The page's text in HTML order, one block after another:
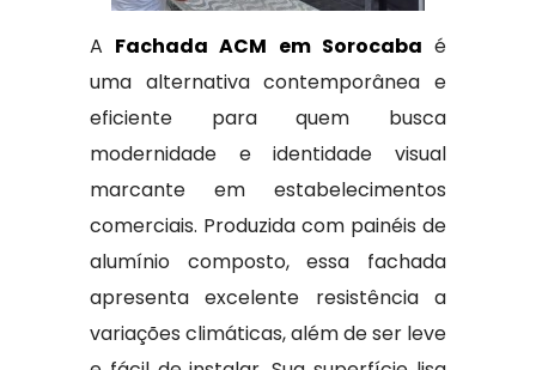
A Fachada ACM em Sorocaba é
uma alternativa contemporânea e
eficiente para quem busca
modernidade e identidade visual
marcante em estabelecimentos
comerciais. Produzida com painéis de
alumínio composto, essa fachada
apresenta excelente resistência a
variações climáticas, além de ser leve